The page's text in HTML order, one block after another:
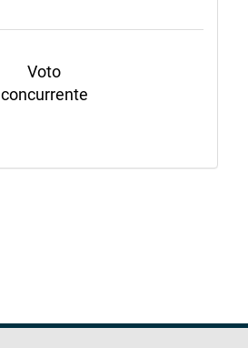
Voto
concurrente